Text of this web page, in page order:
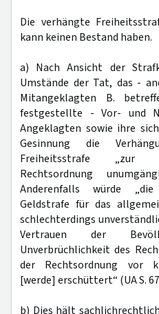
Die verhängte
kann keinen Bestand haben.
a) Nach Ansicht der
Umstände der Tat, das -
Mitangeklagten B.
festgestellte - Vor- und
Angeklagten sowie ihre
Gesinnung die
Freiheitsstrafe „zur
Rechtsordnung
Anderenfalls würde
Geldstrafe für das
schlechterdings
Vertrauen der
Unverbrüchlichkeit des
der Rechtsordnung vor
[werde] erschüttert“ (UA S.
b) Dies hält